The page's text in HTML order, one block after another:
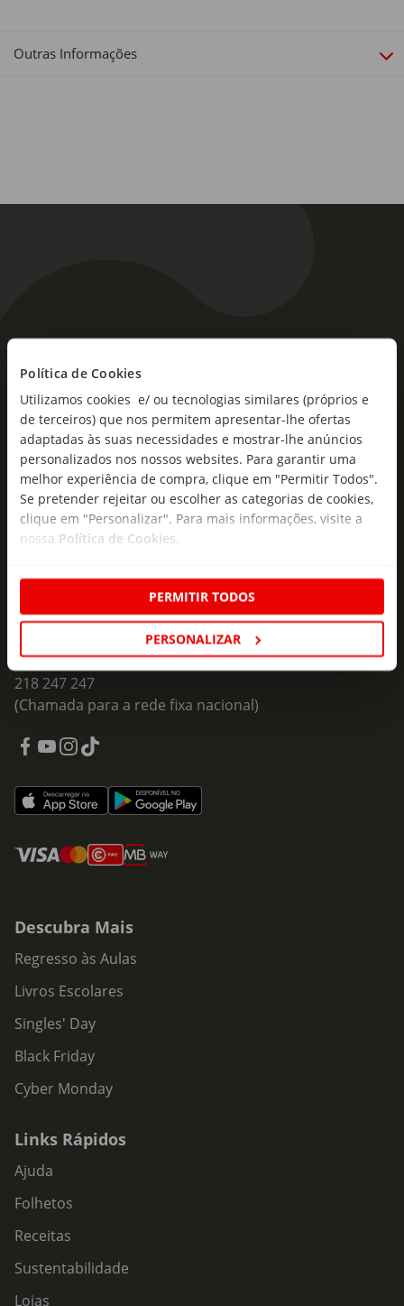
Política de Cookies
Utilizamos cookies e/ ou tecnologias similares (próprios e
de terceiros) que nos permitem apresentar-lhe ofertas
adaptadas às suas necessidades e mostrar-lhe anúncios
personalizados nos nossos websites. Para garantir uma
melhor experiência de compra, clique em "Permitir Todos".
Se pretender rejeitar ou escolher as categorias de cookies,
clique em "Personalizar". Para mais informações, visite a
nossa Política de Cookies
PERMITIR TODOS
PERSONALIZAR
Outras Informações
As novidades mais frescas no
seu e-mail!
Subscreva e descubra campanhas exclusivas,
ofertas e novidades para si.
Insira o seu e-
mail
Subscrever
Fale Connosco
Formulário de Contacto
218 247 247
(Chamada para a rede fixa nacional)
Descubra Mais
Regresso às Aulas
Livros Escolares
Singles' Day
Black Friday
Cyber Monday
Links Rápidos
Ajuda
Folhetos
Receitas
Sustentabilidade
Lojas